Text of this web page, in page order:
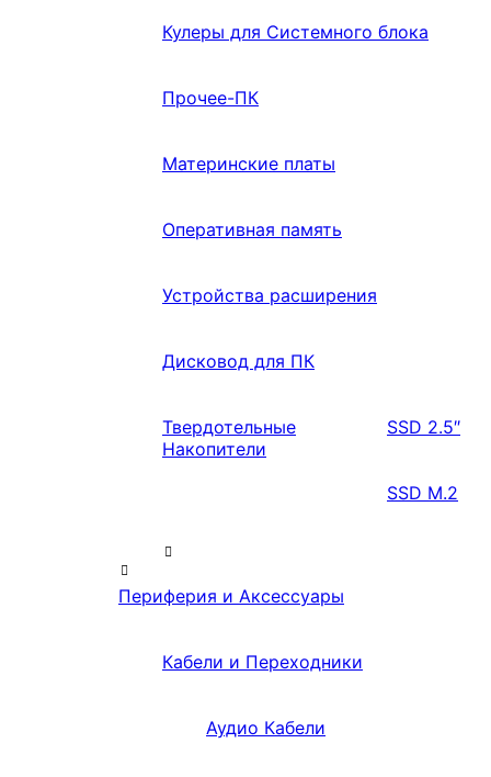
Кулеры для Системного блока
Прочее-ПК
Материнские платы
Оперативная память
Устройства расширения
Дисковод для ПК
Твердотельные
Накопители
SSD 2.5″
SSD M.2
Периферия и Аксессуары
Кабели и Переходники
Аудио Кабели